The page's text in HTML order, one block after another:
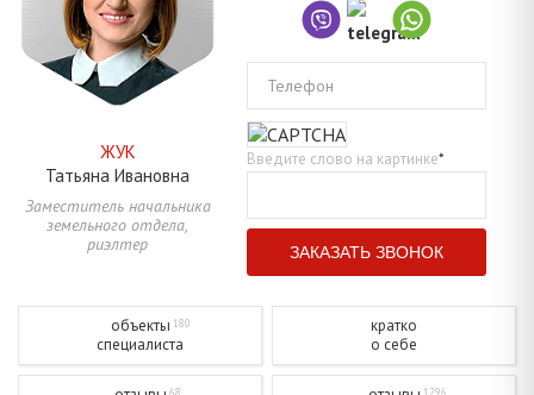
ЖУК
Татьяна Ивановна
Заместитель начальника
земельного отдела,
риэлтер
Телефон
Введите слово на картинке*
объекты 180
специалиста
кратко
о себе